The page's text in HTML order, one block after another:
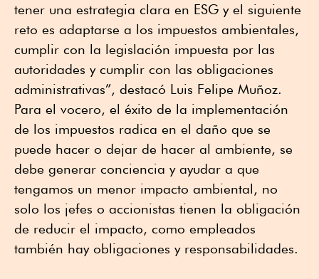
tener una estrategia clara en ESG y el siguiente
reto es adaptarse a los impuestos ambientales,
cumplir con la legislación impuesta por las
autoridades y cumplir con las obligaciones
administrativas”, destacó Luis Felipe Muñoz.
Para el vocero, el éxito de la implementación
de los impuestos radica en el daño que se
puede hacer o dejar de hacer al ambiente, se
debe generar conciencia y ayudar a que
tengamos un menor impacto ambiental, no
solo los jefes o accionistas tienen la obligación
de reducir el impacto, como empleados
también hay obligaciones y responsabilidades.